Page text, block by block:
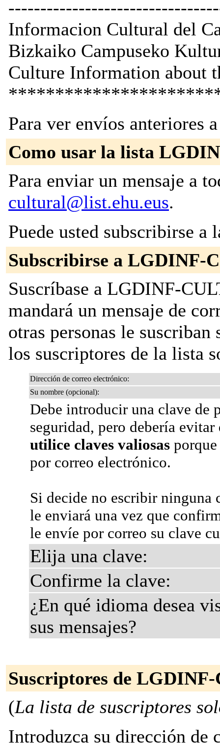
Informacion Cultural del
Bizkaiko Campuseko
Culture Information about
Para ver envíos anteriores
Como usar la lista
Para enviar un mensaje a
cultural@list.ehu.eus.
Puede usted subscribirse
Subscribirse a LGDINF-
Suscríbase a LGDINF-
mandará un mensaje de
otras personas le
los suscriptores de la lista
Dirección de correo electrónico:
Su nombre (opcional):
Debe introducir una clave de
seguridad, pero debería
utilice claves valiosas
por correo electrónico.
Si decide no escribir ninguna
le enviará una vez que
le envíe por correo su clave
Elija una clave:
Confirme la clave:
¿En qué idioma desea
sus mensajes?
Suscriptores de
(La lista de suscriptores
Introduzca su dirección de